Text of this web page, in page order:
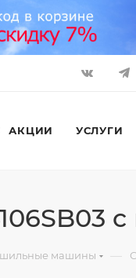
АКЦИИ УСЛУГИ
машины —